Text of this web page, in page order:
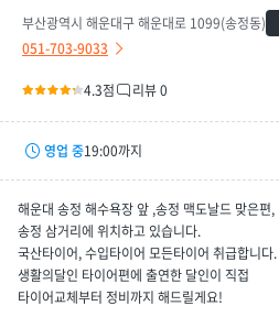
부산광역시 해운대구 해운대로 1099(송정동)
051-703-9033
4.3점 리뷰 0
영업 중19:00까지
토요일
09:00 ~ 19:00
휴무일
-
해운대 송정 해수욕장 앞 ,송정 맥도날드 맞은편,
송정 삼거리에 위치하고 있습니다.
국산타이어, 수입타이어 모든타이어 취급합니다.
생활의달인 타이어편에 출연한 달인이 직접
타이어교체부터 정비까지 해드릴게요!
매장 만족도